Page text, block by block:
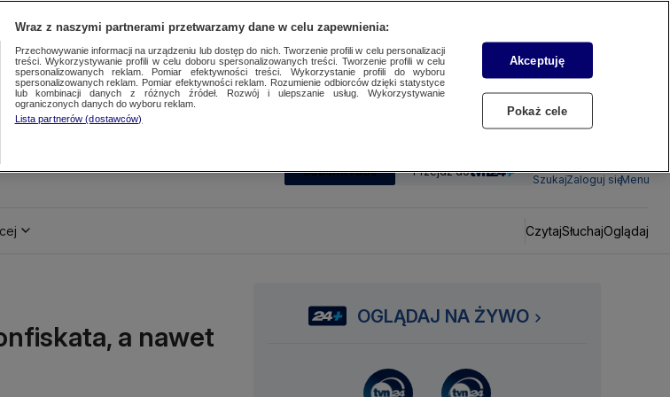
SUBSKRYBUJ Przejdź do
SzukajZaloguj sięMenu
CzytajSłuchajOglądaj
a nawet
OGLĄDAJ NA ŻYWO
Wraz z naszymi partnerami przetwarzamy dane w celu zapewnienia:
Przechowywanie informacji na urządzeniu lub dostęp do nich. Tworzenie profili w celu personalizacji
treści. Wykorzystywanie profili w celu doboru spersonalizowanych treści. Tworzenie profili w celu
spersonalizowanych reklam. Pomiar efektywności treści. Wykorzystanie profili do wyboru
spersonalizowanych reklam. Pomiar efektywności reklam. Rozumienie odbiorców dzięki statystyce
lub kombinacji danych z różnych źródeł. Rozwój i ulepszanie usług. Wykorzystywanie
ograniczonych danych do wyboru reklam.
Lista partnerów (dostawców)
Akceptuję
Pokaż cele